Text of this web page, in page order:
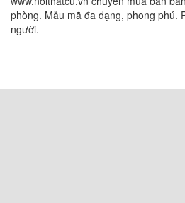
phòng. Mẫu mã đa dạng, phong phú.
người.